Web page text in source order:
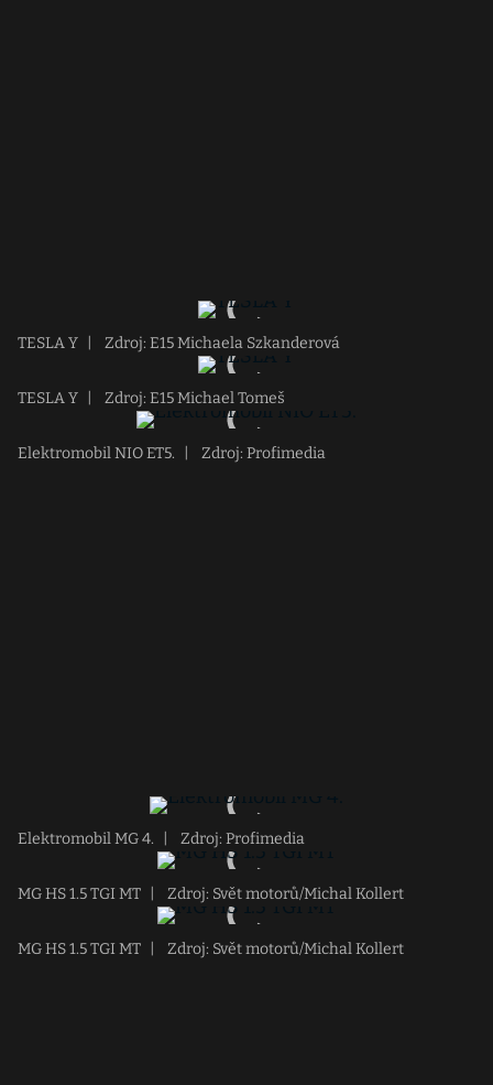
TESLA Y Zdroj: E15 Michaela Szkanderová
TESLA Y Zdroj: E15 Michael Tomeš
Elektromobil NIO ET5. Zdroj: Profimedia
Elektromobil MG 4. Zdroj: Profimedia
MG HS 1.5 TGI MT Zdroj: Svět motorů/Michal Kollert
MG HS 1.5 TGI MT Zdroj: Svět motorů/Michal Kollert